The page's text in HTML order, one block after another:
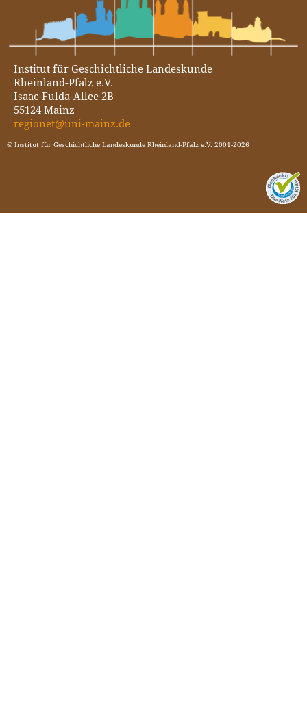
Institut für Geschichtliche Landeskunde
Rheinland-Pfalz e.V.
Isaac-Fulda-Allee 2B
55124 Mainz
regionet@uni-mainz.de
© Institut für Geschichtliche Landeskunde Rheinland-Pfalz e.V. 2001-2026